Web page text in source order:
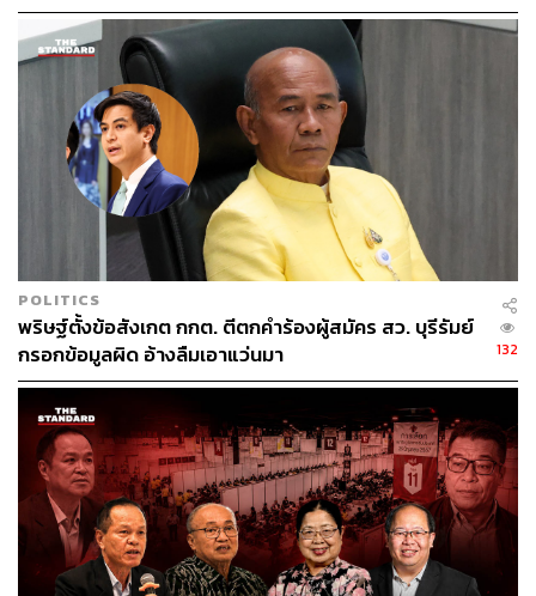
ผ่านไมค์ที่ทีมงาน Live ของพรรคจัดเตรียมไว้ เพื่อให้เสียงถูก
ส่งผ่านระบบถ่ายทอดสดกังวานออกไปยังทั่วประเทศ
“วันนี้ผมมาทักทาย มาแจ้งข่าวว่าพรรคตั้งตามกฎหมายแล้ว
ครับ ถ้าอุดมการณ์เดียวกัน เชิญมาสมัครเป็นสมาชิกพรรค
ครับ” กำนันสุเทพจับมือพร้อมทักทายประชาชน
ตลอดเส้นทางการเดินเท้าคารวะแผ่นดิน กำนันสุเทพคือตัวยืน
หลัก ทั้งปราศรัยเชิญชวน มุดเข้าออกร้านรวง ขณะที่หม่อม
เต่า จัตุมงคล ถูกกำกับบทโดยกำนันสุเทพให้ทำสิ่งนั้นสิ่งนี้
เช่น ให้ยื่นใบสมัครให้ถึงมือประชาชน สลับกับการถ่ายภาพ
บางจังหวะกับผู้คนที่เข้ามาทักทาย
กิจกรรมในวันนี้จะจบลงที่อนุสาวรีย์ประชาธิปไตย สถานที่ซึ่ง
กำนันสุเทพเคยใช้เป็นปริมณฑลในการก่อรูปกลุ่ม กปปส. ที่มี
บทบาททางการเมืองในภาพของ ‘นกหวีด’ แม้วันนี้การเดิน
ของกำนันสุเทพปราศจากเสียงนกหวีด แต่เสียงเรียกชาวบ้าน
ที่หลุดลอดมาบางขณะว่า ‘มวลมหาประชาชน’ ยังคงซ้ำๆ
และถี่
ตัวเป็นตู้รับกระสุนแทน
POLITICS
พริษฐ์ตั้งข้อสังเกต กกต. ตีตกคำร้องผู้สมัคร สว. บุรีรัมย์
กรอกข้อมูลผิด อ้างลืมเอาแว่นมา
132